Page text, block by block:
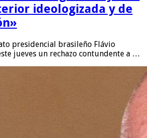
ideologizada y de
presidencial brasileño Flávio
jueves un rechazo contundente a …